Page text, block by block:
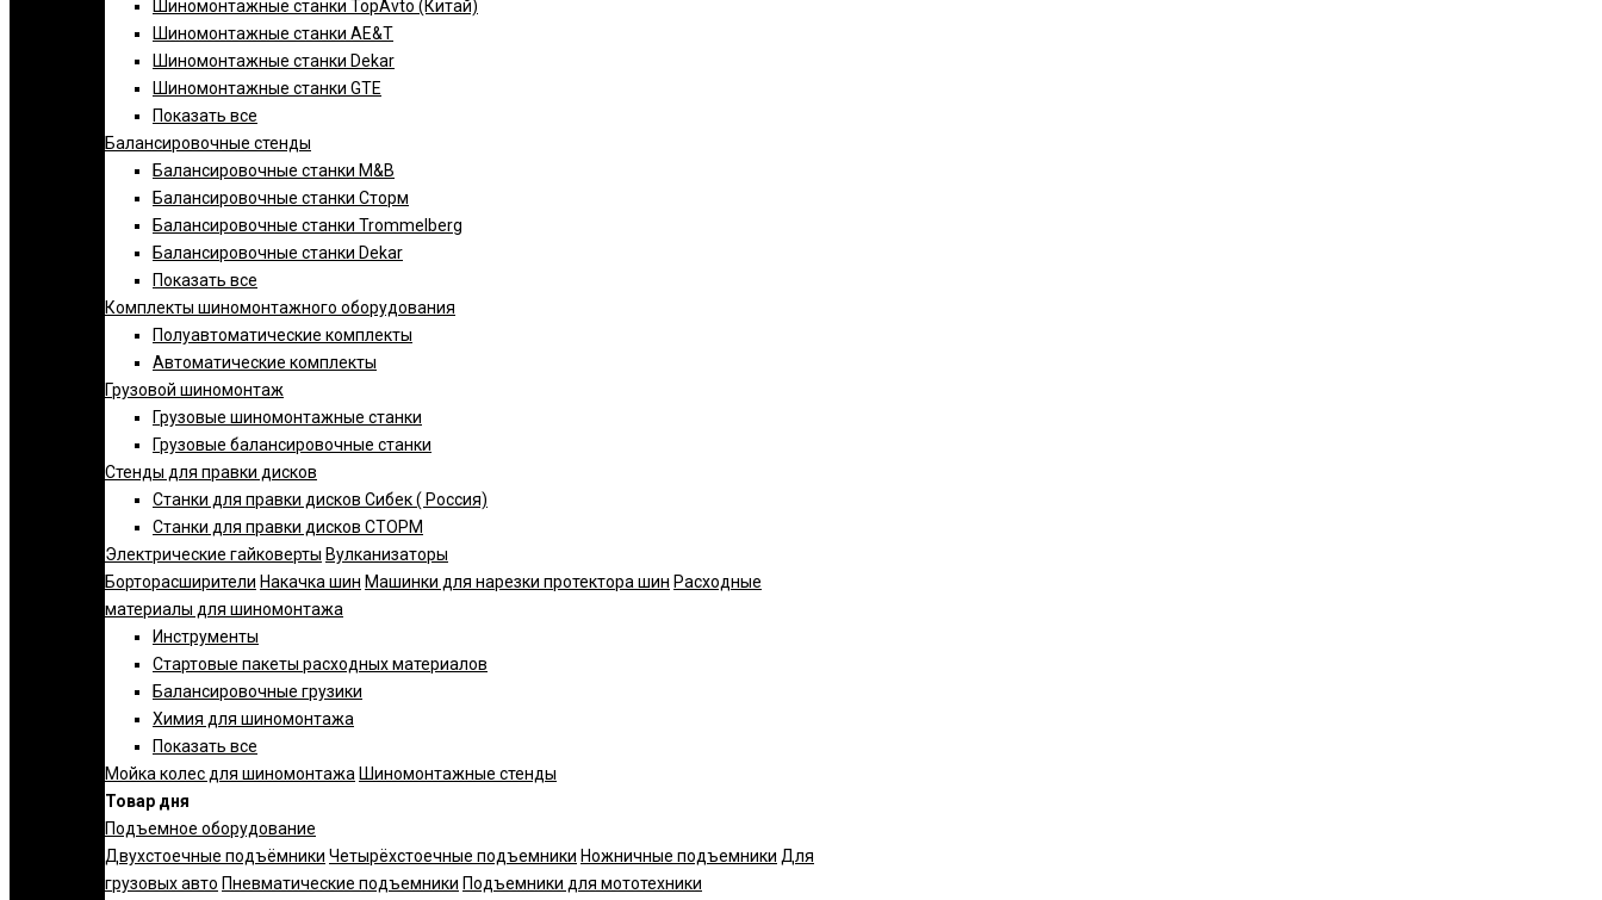
Шиномонтажные станки TopAvto (Китай)
Шиномонтажные станки AE&T
Шиномонтажные станки Dekar
Шиномонтажные станки GTE
Показать все
Балансировочные стенды
Балансировочные станки M&B
Балансировочные станки Сторм
Балансировочные станки Trommelberg
Балансировочные станки Dekar
Показать все
Комплекты шиномонтажного оборудования
Полуавтоматические комплекты
Автоматические комплекты
Грузовой шиномонтаж
Грузовые шиномонтажные станки
Грузовые балансировочные станки
Стенды для правки дисков
Cтанки для правки дисков Сибек ( Россия)
Станки для правки дисков СТОРМ
Электрические гайковерты Вулканизаторы
Борторасширители Накачка шин Машинки для нарезки протектора шин Расходные
материалы для шиномонтажа
Инструменты
Стартовые пакеты расходных материалов
Балансировочные грузики
Химия для шиномонтажа
Показать все
Мойка колес для шиномонтажа Шиномонтажные стенды
Товар дня
Подъемное оборудование
Двухстоечные подъёмники Четырёхстоечные подъемники Ножничные подъемники Для
грузовых авто Пневматические подъемники Подъемники для мототехники